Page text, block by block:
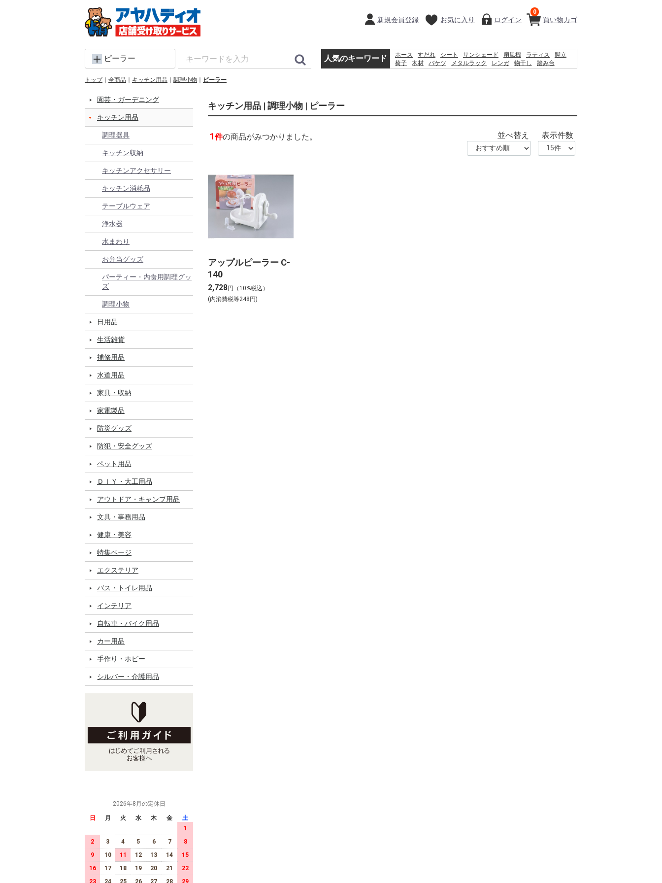
買い物カゴ
0
新規会員登録 お気に入り ログイン
ピーラー 人気のキーワード ホース すだれ シート サンシェード 扇風機 ラティス
脚立
椅子
木材 バケツ メタルラック レンガ 物干し
踏み台
トップ
全商品 キッチン用品 調理小物 ピーラー
園芸・ガーデニング
キッチン用品
調理器具
キッチン収納
キッチンアクセサリー
キッチン消耗品
テーブルウェア
浄水器
水まわり
お弁当グッズ
パーティー・内食用調理グッ
ズ
調理小物
日用品
生活雑貨
補修用品
水道用品
家具・収納
家電製品
防災グッズ
防犯・安全グッズ
ペット用品
ＤＩＹ・大工用品
アウトドア・キャンプ用品
文具・事務用品
健康・美容
特集ページ
エクステリア
バス・トイレ用品
インテリア
自転車・バイク用品
カー用品
手作り・ホビー
シルバー・介護用品
2026年8月の定休日
日 月 火 水 木 金
土
1
2
3 4 5 6 7
8
9
10 11 12 13 14
15
16
17 18 19 20 21
22
キッチン用品 | 調理小物 | ピーラー
1件の商品がみつかりました。 並べ替え 表示件数
アップルピーラー C-
140
2,728円（10%税込）
(内消費税等248円)